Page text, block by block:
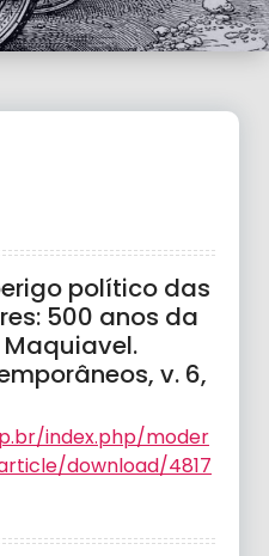
político das
500 anos da
v. 6,
index.php/moder
download/4817